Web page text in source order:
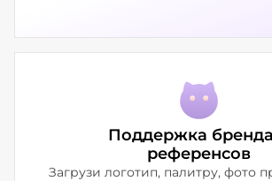
Поддержка
референсов
Загрузи логотип, палитру, фото